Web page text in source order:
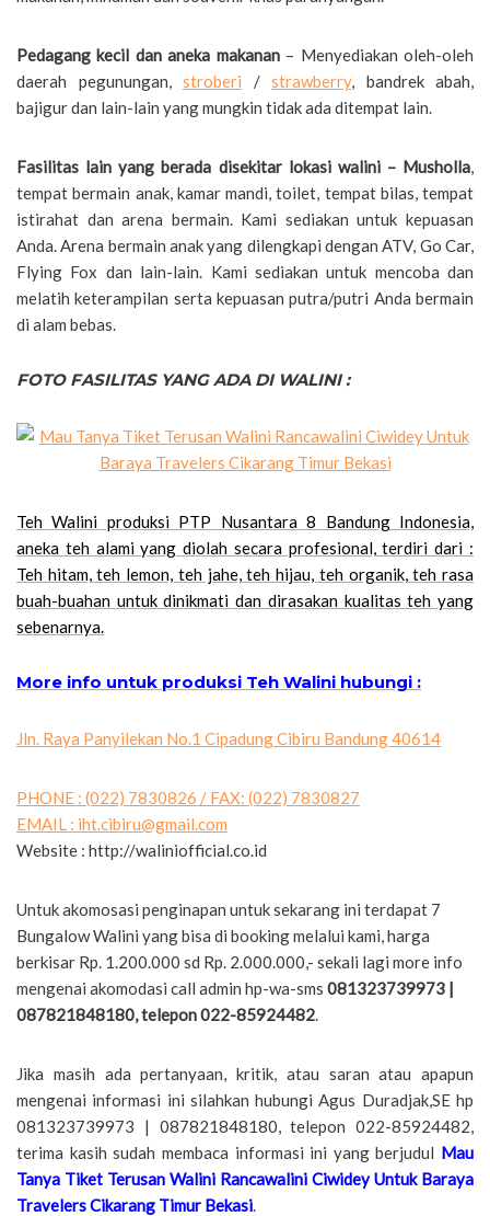
Pedagang kecil dan aneka makanan– Menyediakan oleh-oleh
daerah pegunungan, stroberi / strawberry, bandrek abah,
bajigur dan lain-lain yang mungkin tidak ada ditempat lain.
Fasilitas lain yang berada disekitar lokasi walini – Musholla,
tempat bermain anak, kamar mandi, toilet, tempat bilas, tempat
istirahat dan arena bermain. Kami sediakan untuk kepuasan
Anda. Arena bermain anak yang dilengkapi dengan ATV, Go Car,
Flying Fox dan lain-lain. Kami sediakan untuk mencoba dan
melatih keterampilan serta kepuasan putra/putri Anda bermain
di alam bebas.
FOTO FASILITAS YANG ADA DI WALINI :
Teh Walini produksi PTP Nusantara 8 Bandung Indonesia,
aneka teh alami yang diolah secara profesional, terdiri dari :
Teh hitam, teh lemon, teh jahe, teh hijau, teh organik, teh rasa
buah-buahan untuk dinikmati dan dirasakan kualitas teh yang
sebenarnya.
More info untuk produksi Teh Walini hubungi :
Jln. Raya Panyilekan No.1 Cipadung Cibiru Bandung 40614
PHONE : (022) 7830826 / FAX: (022) 7830827
EMAIL : iht.cibiru@gmail.com
Website : http://waliniofficial.co.id
Untuk akomosasi penginapan untuk sekarang ini terdapat 7
Bungalow Walini yang bisa di booking melalui kami, harga
berkisar Rp. 1.200.000 sd Rp. 2.000.000,- sekali lagi more info
mengenai akomodasi call admin hp-wa-sms 081323739973 |
087821848180, telepon 022-85924482.
Jika masih ada pertanyaan, kritik, atau saran atau apapun
mengenai informasi ini silahkan hubungi Agus Duradjak,SE hp
081323739973 | 087821848180, telepon 022-85924482,
terima kasih sudah membaca informasi ini yang berjudul Mau
Tanya Tiket Terusan Walini Rancawalini Ciwidey Untuk Baraya
Travelers Cikarang Timur Bekasi.